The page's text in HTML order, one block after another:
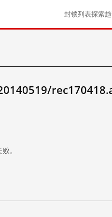
封锁列表探索
。